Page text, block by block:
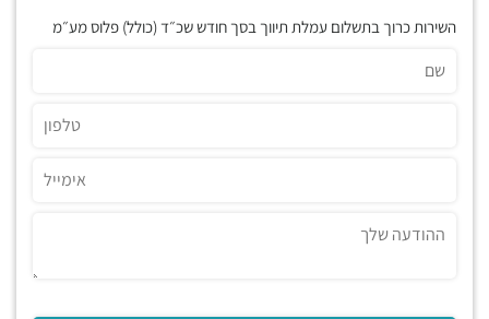
השירות כרוך בתשלום עמלת תיווך בסך חודש שכ״ד (כולל) פלוס מע״מ